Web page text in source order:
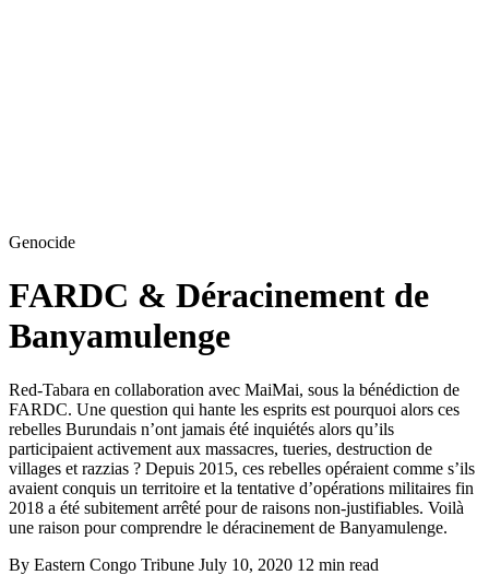
Genocide
FARDC & Déracinement de
Banyamulenge
Red-Tabara en collaboration avec MaiMai, sous la bénédiction de
FARDC. Une question qui hante les esprits est pourquoi alors ces
rebelles Burundais n’ont jamais été inquiétés alors qu’ils
participaient activement aux massacres, tueries, destruction de
villages et razzias ? Depuis 2015, ces rebelles opéraient comme s’ils
avaient conquis un territoire et la tentative d’opérations militaires fin
2018 a été subitement arrêté pour de raisons non-justifiables. Voilà
une raison pour comprendre le déracinement de Banyamulenge.
By Eastern Congo Tribune July 10, 2020 12 min read